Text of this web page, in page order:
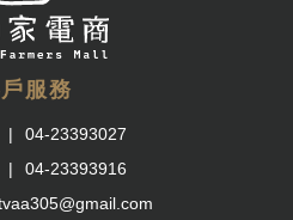
服務
04-23393027
04-23393916